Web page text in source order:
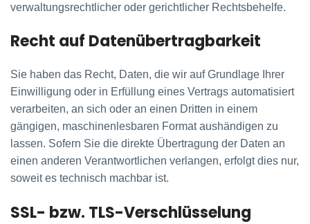
verwaltungsrechtlicher oder gerichtlicher Rechtsbehelfe.
Recht auf Daten­übertrag­barkeit
Sie haben das Recht, Daten, die wir auf Grundlage Ihrer
Einwilligung oder in Erfüllung eines Vertrags automatisiert
verarbeiten, an sich oder an einen Dritten in einem
gängigen, maschinenlesbaren Format aushändigen zu
lassen. Sofern Sie die direkte Übertragung der Daten an
einen anderen Verantwortlichen verlangen, erfolgt dies nur,
soweit es technisch machbar ist.
SSL- bzw. TLS-Verschlüsselung